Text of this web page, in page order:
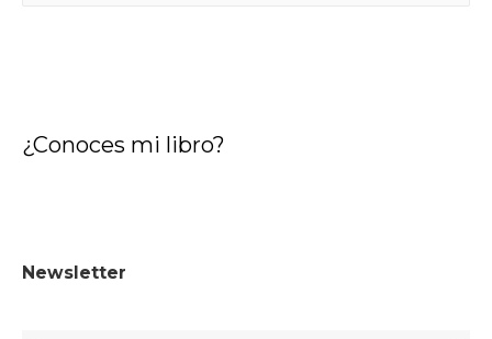
:¿Conoces mi libro?
Newsletter